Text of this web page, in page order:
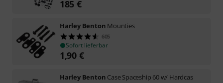
185 €
Harley Benton Mounties
605
Sofort lieferbar
1,90 €
Harley Benton Case Spaceship 60 w/ Hardcas